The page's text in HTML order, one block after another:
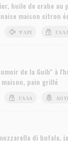
huile de crabe
maison citron
ΨΆΡΙ ΓΆΛΑ
de la Guib" à
pain grillé
ΓΆΛΑ
di bufala,